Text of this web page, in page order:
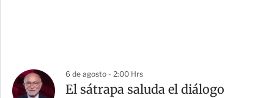
6 de agosto - 2:00 Hrs
El sátrapa saluda el diálogo